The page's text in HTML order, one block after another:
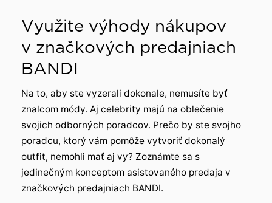
Využite výhody nákupov
v značkových predajniach
BANDI
Na to, aby ste vyzerali dokonale, nemusíte byť
znalcom módy. Aj celebrity majú na oblečenie
svojich odborných poradcov. Prečo by ste svojho
poradcu, ktorý vám pomôže vytvoriť dokonalý
outfit, nemohli mať aj vy? Zoznámte sa s
jedinečným konceptom asistovaného predaja v
značkových predajniach BANDI.